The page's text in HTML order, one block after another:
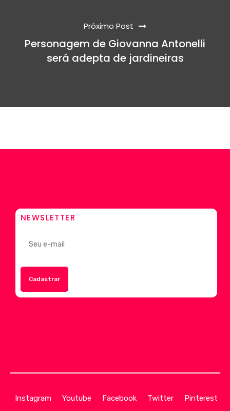
Próximo Post
Personagem de Giovanna Antonelli
será adepta de jardineiras
NEWSLETTER
Instagram Youtube Facebook Twitter Pinterest